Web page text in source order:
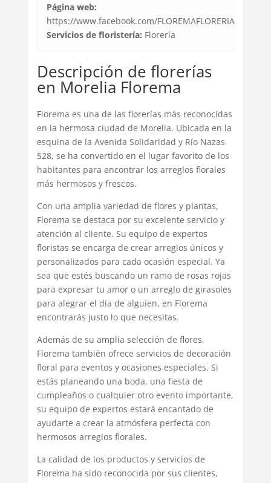
Página web:
https://www.facebook.com/FLOREMAFLORERIA
Servicios de floristería: Florería
Descripción de florerías
en Morelia Florema
Florema es una de las florerías más reconocidas
en la hermosa ciudad de Morelia. Ubicada en la
esquina de la Avenida Solidaridad y Río Nazas
528, se ha convertido en el lugar favorito de los
habitantes para encontrar los arreglos florales
más hermosos y frescos.
Con una amplia variedad de flores y plantas,
Florema se destaca por su excelente servicio y
atención al cliente. Su equipo de expertos
floristas se encarga de crear arreglos únicos y
personalizados para cada ocasión especial. Ya
sea que estés buscando un ramo de rosas rojas
para expresar tu amor o un arreglo de girasoles
para alegrar el día de alguien, en Florema
encontrarás justo lo que necesitas.
Además de su amplia selección de flores,
Florema también ofrece servicios de decoración
floral para eventos y ocasiones especiales. Si
estás planeando una boda, una fiesta de
cumpleaños o cualquier otro evento importante,
su equipo de expertos estará encantado de
ayudarte a crear la atmósfera perfecta con
hermosos arreglos florales.
La calidad de los productos y servicios de
Florema ha sido reconocida por sus clientes,